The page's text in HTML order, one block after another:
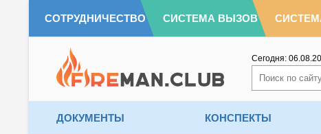
СОТРУДНИЧЕСТВО СИСТЕМА ВЫЗОВ
Сегодня:
ДОКУМЕНТЫ КОНСПЕКТЫ